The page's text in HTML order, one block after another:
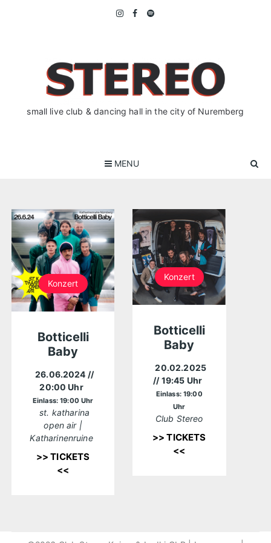
small live club & dancing hall in the city of Nuremberg
MENU
Konzert
Botticelli
Baby
26.06.2024 //
20:00 Uhr
Einlass: 19:00 Uhr
st. katharina
open air |
Katharinenruine
>> TICKETS
<<
Konzert
Botticelli
Baby
20.02.2025
// 19:45 Uhr
Einlass: 19:00
Uhr
Club Stereo
>> TICKETS
<<